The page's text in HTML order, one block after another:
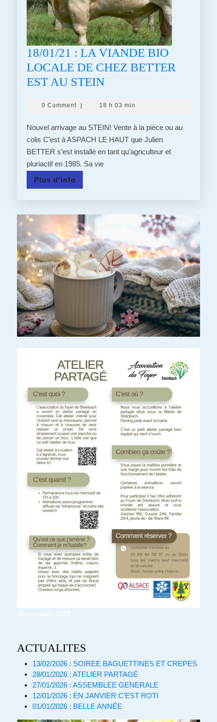
18/01/21 : LA VIANDE BIO
LOCALE DE CHEZ BETTER
EST AU STEIN18/01/21
LA
VIANDE
BIO
LOCALE
EST
STEIN
0 Comment 18 h 03 min
Nouvel arrivage au STEIN! Vente à la pièce ou au
colis C’est à ASPACH LE HAUT que Julien
BETTER s’est installé en tant qu’agriculteur et
pluriactif en 1985. Sa vie
Plus d'info
d'info
ACTUALITES
13/02/2026 : SOIREE BAGUETTINES ET CREPES
28/01/2026 : ATELIER PARTAGÉ
27/01/2026 : ASSEMBLEE GENERALE
12/01/2026 : EN JANVIER C’EST ROTI
01/01/2026 : BELLE ANNÉE